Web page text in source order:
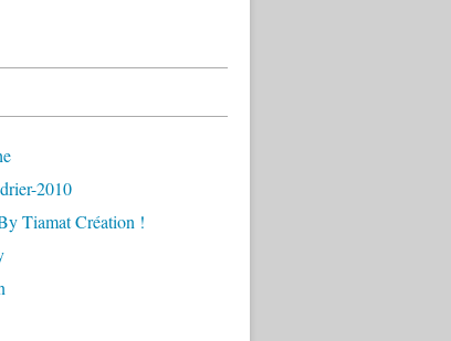
2010
Tiamat Création !